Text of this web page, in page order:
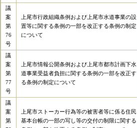
議
案
第
76
号
上尾市行政組織条例および上尾市水道事業の設
置等に関する条例の一部を改正する条例の制定
について
議
案
第
77
号
上尾市情報公開条例および上尾市都市計画下水
道事業受益者負担に関する条例の一部を改正す
る条例の制定について
議
案
第
上尾市ストーカー行為等の被害者等に係る住民
基本台帳の一部の写し等の交付の制限に関する